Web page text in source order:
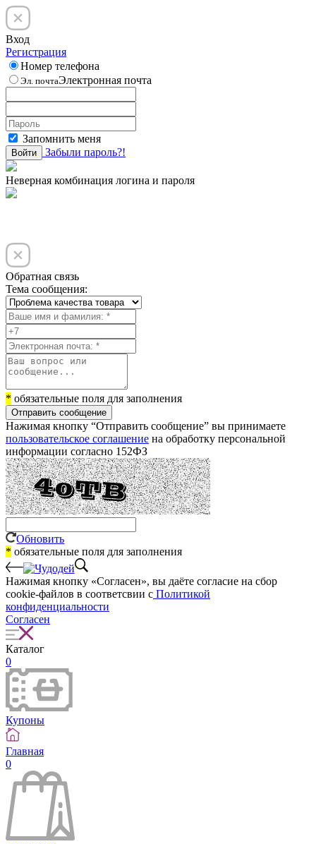
Вход
Регистрация
Номер телефона
Эл. почтаЭлектронная почта
Запомнить меня
Войти Забыли пароль?!
Неверная комбинация логина и пароля
Обратная связь
Тема сообщения:
* обязательные поля для заполнения
Отправить сообщение
Нажимая кнопку “Отправить сообщение” вы принимаете
пользовательское соглашение на обработку персональной
информации согласно 152ФЗ
Обновить
* обязательные поля для заполнения
Нажимая кнопку «Согласен», вы даёте cогласие на сбор
cookie-файлов в соответсвии с Политикой
конфиденциальности
Согласен
Каталог
0
Купоны
Главная
0